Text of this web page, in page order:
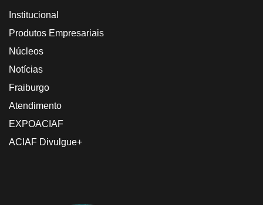
Institucional
Produtos Empresariais
Núcleos
Notícias
Fraiburgo
Atendimento
EXPOACIAF
ACIAF Divulgue+